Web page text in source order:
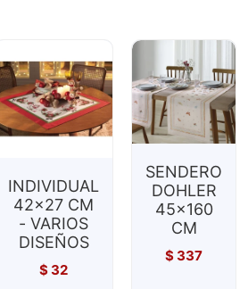
INDIVIDUAL
42x27 CM
- VARIOS
DISEÑOS
$ 32
SENDERO
DOHLER
45x160
CM
$ 337